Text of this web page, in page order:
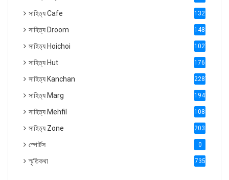
সাহিত্য Cafe 1321
সাহিত্য Droom 1488
সাহিত্য Hoichoi 1027
সাহিত্য Hut 1769
সাহিত্য Kanchan 2287
সাহিত্য Marg 1947
সাহিত্য Mehfil 1088
সাহিত্য Zone 2035
স্পোর্টস 0
স্মৃতিকথা 735